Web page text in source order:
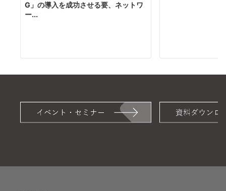
G」の導入を成功させる要、ネットワ
ー...